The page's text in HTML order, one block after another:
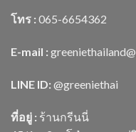
โทร : 065-6654362
E-mail :
LINE ID: @greeniethai
ที่อยู่ : ร้านกรีนนี่